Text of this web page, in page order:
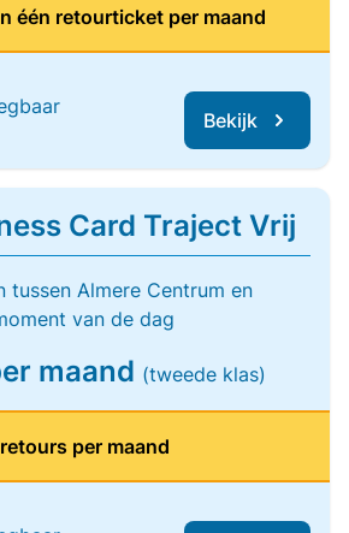
één retourticket per maand
Bekijk
Card Traject Vrij
tussen Almere Centrum en
van de dag
maand (tweede klas)
per maand